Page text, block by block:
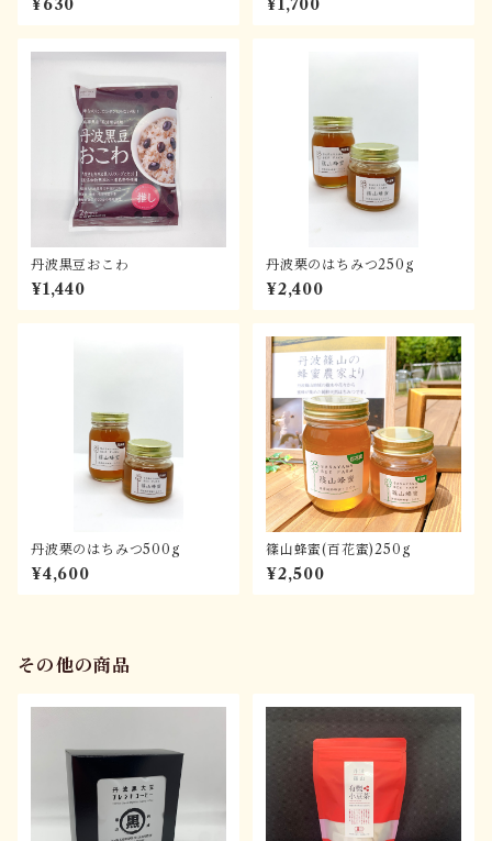
¥630 ¥1,700
丹波黒豆おこわ
¥1,440
丹波栗のはちみつ250g
¥2,400
丹波栗のはちみつ500g
¥4,600
篠山蜂蜜(百花蜜)250g
¥2,500
その他の商品